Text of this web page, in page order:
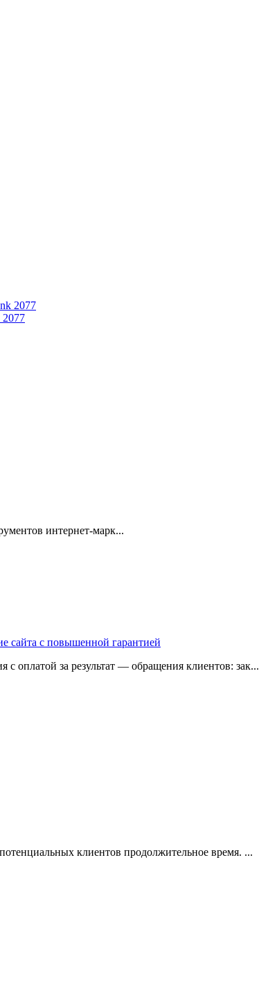
2077
интернет-марк...
сайта с повышенной гарантией
оплатой за результат — обращения клиентов: зак...
клиентов продолжительное время. ...